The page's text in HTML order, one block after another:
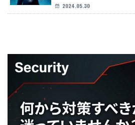
2024.05.30